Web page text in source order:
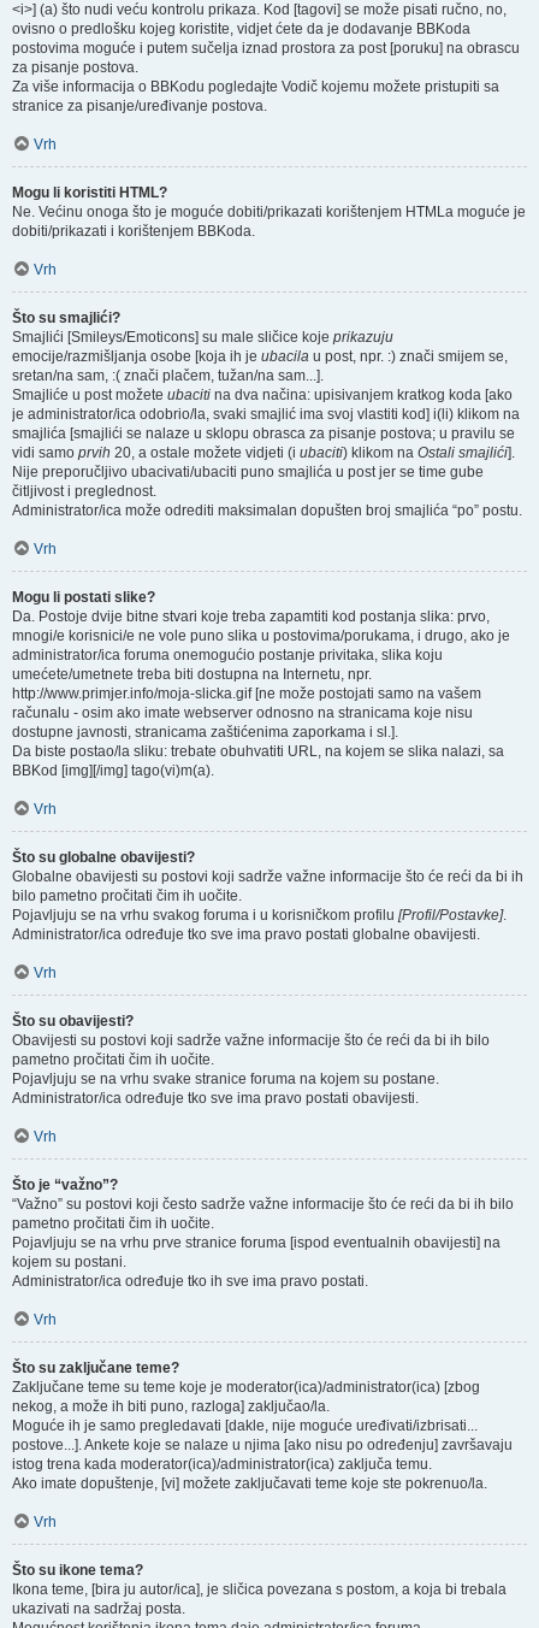
<i>] (a) što nudi veću kontrolu prikaza. Kod [tagovi] se može pisati ručno, no,
ovisno o predlošku kojeg koristite, vidjet ćete da je dodavanje BBKoda
postovima moguće i putem sučelja iznad prostora za post [poruku] na obrascu
za pisanje postova.
Za više informacija o BBKodu pogledajte Vodič kojemu možete pristupiti sa
stranice za pisanje/uređivanje postova.
Vrh
Mogu li koristiti HTML?
Ne. Većinu onoga što je moguće dobiti/prikazati korištenjem HTMLa moguće je
dobiti/prikazati i korištenjem BBKoda.
Vrh
Što su smajlići?
Smajlići [Smileys/Emoticons] su male sličice koje prikazuju
emocije/razmišljanja osobe [koja ih je ubacila u post, npr. :) znači smijem se,
sretan/na sam, :( znači plačem, tužan/na sam...].
Smajliće u post možete ubaciti na dva načina: upisivanjem kratkog koda [ako
je administrator/ica odobrio/la, svaki smajlić ima svoj vlastiti kod] i(li) klikom na
smajlića [smajlići se nalaze u sklopu obrasca za pisanje postova; u pravilu se
vidi samo prvih 20, a ostale možete vidjeti (i ubaciti) klikom na Ostali smajlići].
Nije preporučljivo ubacivati/ubaciti puno smajlića u post jer se time gube
čitljivost i preglednost.
Administrator/ica može odrediti maksimalan dopušten broj smajlića “po” postu.
Vrh
Mogu li postati slike?
Da. Postoje dvije bitne stvari koje treba zapamtiti kod postanja slika: prvo,
mnogi/e korisnici/e ne vole puno slika u postovima/porukama, i drugo, ako je
administrator/ica foruma onemogućio postanje privitaka, slika koju
umećete/umetnete treba biti dostupna na Internetu, npr.
http://www.primjer.info/moja-slicka.gif [ne može postojati samo na vašem
računalu - osim ako imate webserver odnosno na stranicama koje nisu
dostupne javnosti, stranicama zaštićenima zaporkama i sl.].
Da biste postao/la sliku: trebate obuhvatiti URL, na kojem se slika nalazi, sa
BBKod [img][/img] tago(vi)m(a).
Vrh
Što su globalne obavijesti?
Globalne obavijesti su postovi koji sadrže važne informacije što će reći da bi ih
bilo pametno pročitati čim ih uočite.
Pojavljuju se na vrhu svakog foruma i u korisničkom profilu [Profil/Postavke].
Administrator/ica određuje tko sve ima pravo postati globalne obavijesti.
Vrh
Što su obavijesti?
Obavijesti su postovi koji sadrže važne informacije što će reći da bi ih bilo
pametno pročitati čim ih uočite.
Pojavljuju se na vrhu svake stranice foruma na kojem su postane.
Administrator/ica određuje tko sve ima pravo postati obavijesti.
Vrh
Što je “važno”?
“Važno” su postovi koji često sadrže važne informacije što će reći da bi ih bilo
pametno pročitati čim ih uočite.
Pojavljuju se na vrhu prve stranice foruma [ispod eventualnih obavijesti] na
kojem su postani.
Administrator/ica određuje tko ih sve ima pravo postati.
Vrh
Što su zaključane teme?
Zaključane teme su teme koje je moderator(ica)/administrator(ica) [zbog
nekog, a može ih biti puno, razloga] zaključao/la.
Moguće ih je samo pregledavati [dakle, nije moguće uređivati/izbrisati...
postove...]. Ankete koje se nalaze u njima [ako nisu po određenju] završavaju
istog trena kada moderator(ica)/administrator(ica) zaključa temu.
Ako imate dopuštenje, [vi] možete zaključavati teme koje ste pokrenuo/la.
Vrh
Što su ikone tema?
Ikona teme, [bira ju autor/ica], je sličica povezana s postom, a koja bi trebala
ukazivati na sadržaj posta.